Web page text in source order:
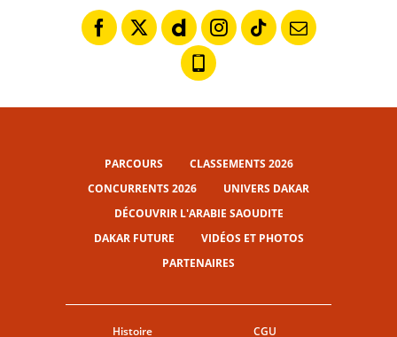
PARCOURS
CLASSEMENTS 2026
CONCURRENTS 2026
UNIVERS DAKAR
DÉCOUVRIR L'ARABIE SAOUDITE
DAKAR FUTURE
VIDÉOS ET PHOTOS
PARTENAIRES
Histoire CGU